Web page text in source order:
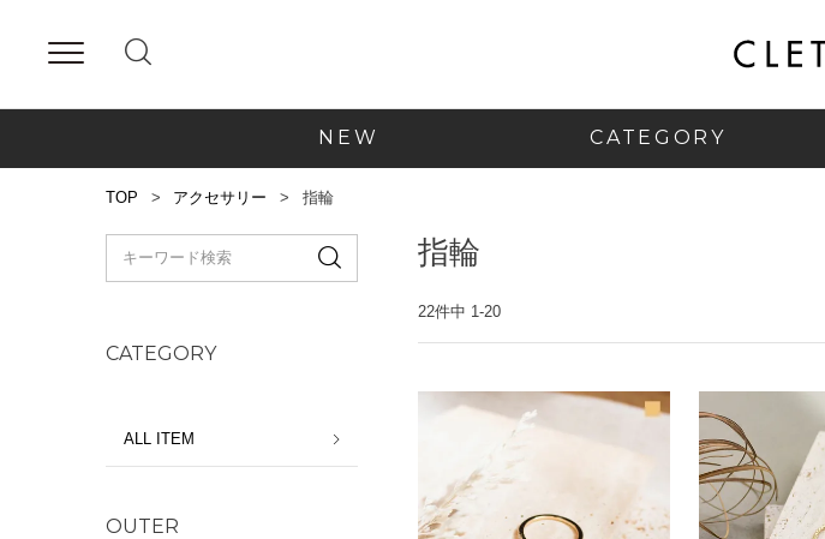
NEW CATEGORY
TOP アクセサリー 指輪
CATEGORY
ALL ITEM
OUTER
指輪
22件中 1-20